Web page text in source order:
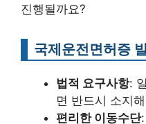
진행될까요?
국제운전면허증
법적 요구사항:
면 반드시 소지
편리한 이동수단